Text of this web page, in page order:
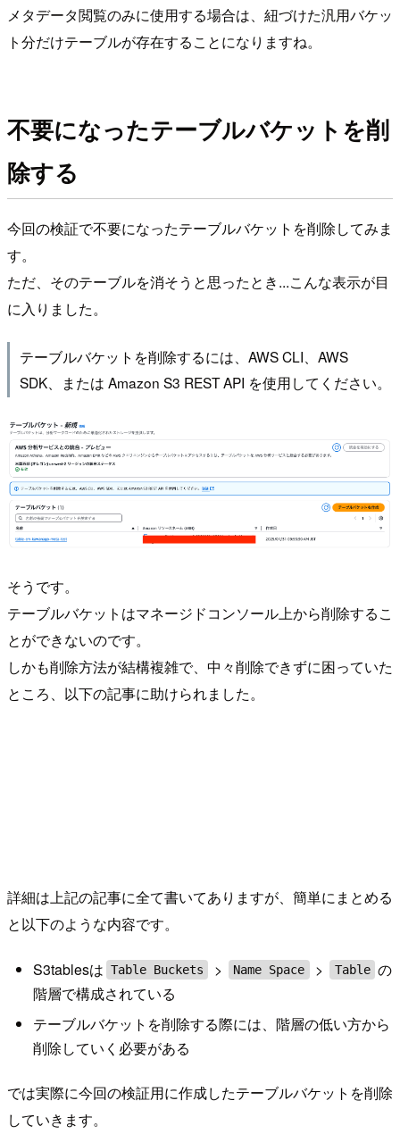
メタデータ閲覧のみに使用する場合は、紐づけた汎用バケッ
ト分だけテーブルが存在することになりますね。
不要になったテーブルバケットを削
除する
今回の検証で不要になったテーブルバケットを削除してみま
す。
ただ、そのテーブルを消そうと思ったとき...こんな表示が目
に入りました。
テーブルバケットを削除するには、AWS CLI、AWS
SDK、または Amazon S3 REST API を使用してください。
そうです。
テーブルバケットはマネージドコンソール上から削除するこ
とができないのです。
しかも削除方法が結構複雑で、中々削除できずに困っていた
ところ、以下の記事に助けられました。
詳細は上記の記事に全て書いてありますが、簡単にまとめる
と以下のような内容です。
S3tablesは Table Buckets > Name Space > Table の
階層で構成されている
テーブルバケットを削除する際には、階層の低い方から
削除していく必要がある
では実際に今回の検証用に作成したテーブルバケットを削除
していきます。